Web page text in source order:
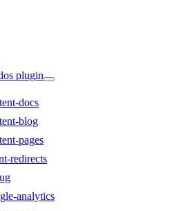
plugin
docs
blog
pages
redirects
analytics